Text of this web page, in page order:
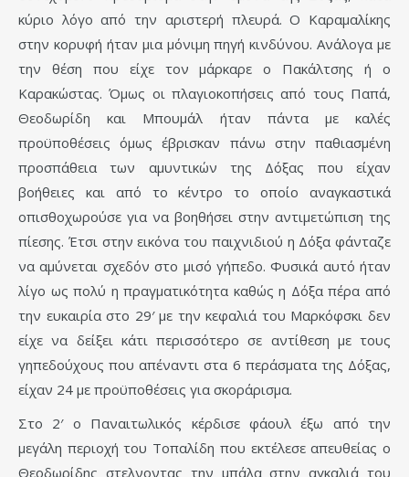
κύριο λόγο από την αριστερή πλευρά. Ο Καραμαλίκης
στην κορυφή ήταν μια μόνιμη πηγή κινδύνου. Ανάλογα με
την θέση που είχε τον μάρκαρε ο Πακάλτσης ή ο
Καρακώστας. Όμως οι πλαγιοκοπήσεις από τους Παπά,
Θεοδωρίδη και Μπουμάλ ήταν πάντα με καλές
προϋποθέσεις όμως έβρισκαν πάνω στην παθιασμένη
προσπάθεια των αμυντικών της Δόξας που είχαν
βοήθειες και από το κέντρο το οποίο αναγκαστικά
οπισθοχωρούσε για να βοηθήσει στην αντιμετώπιση της
πίεσης. Έτσι στην εικόνα του παιχνιδιού η Δόξα φάνταζε
να αμύνεται σχεδόν στο μισό γήπεδο. Φυσικά αυτό ήταν
λίγο ως πολύ η πραγματικότητα καθώς η Δόξα πέρα από
την ευκαιρία στο 29′ με την κεφαλιά του Μαρκόφσκι δεν
είχε να δείξει κάτι περισσότερο σε αντίθεση με τους
γηπεδούχους που απέναντι στα 6 περάσματα της Δόξας,
είχαν 24 με προϋποθέσεις για σκοράρισμα.
Στο 2′ ο Παναιτωλικός κέρδισε φάουλ έξω από την
μεγάλη περιοχή του Τοπαλίδη που εκτέλεσε απευθείας ο
Θεοδωρίδης στελνοντας την μπάλα στην αγκαλιά του